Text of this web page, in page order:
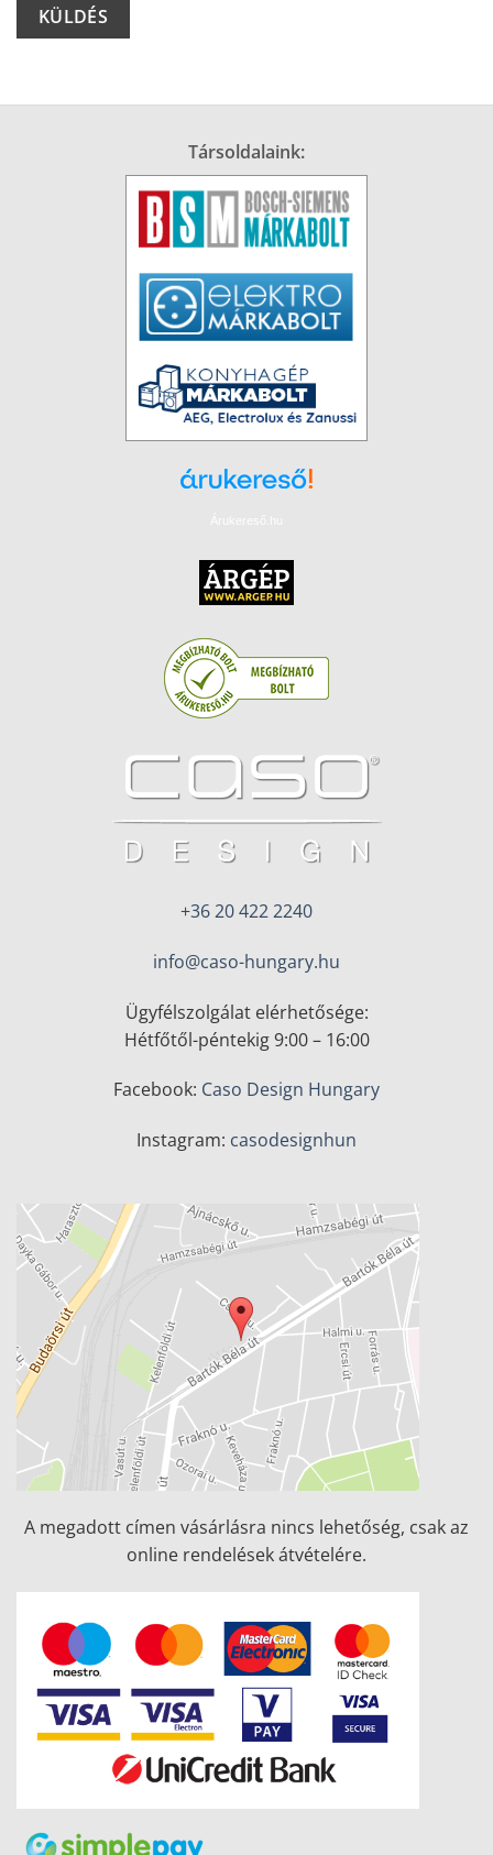
Társoldalaink:
Árukereső.hu
+36 20 422 2240
info@caso-hungary.hu
Ügyfélszolgálat elérhetősége:
Hétfőtől-péntekig 9:00 – 16:00
Facebook: Caso Design Hungary
Instagram: casodesignhun
A megadott címen vásárlásra nincs lehetőség, csak az
online rendelések átvételére.